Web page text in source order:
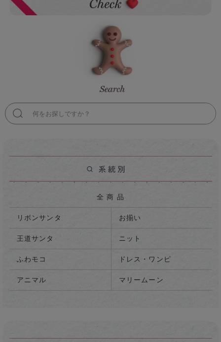
検
全 商 品
リボンサンタ お揃い
王道サンタ ニット
ふわモコ ドレス・ワンピ
アニマル マリームーン